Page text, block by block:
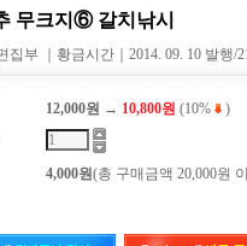
무크지⑥ 갈치낚시
집부 ｜황금시간｜2014. 09. 10 발행/
12,000원 → 10,800원 (10% )
4,000원(총 구매금액 20,000원